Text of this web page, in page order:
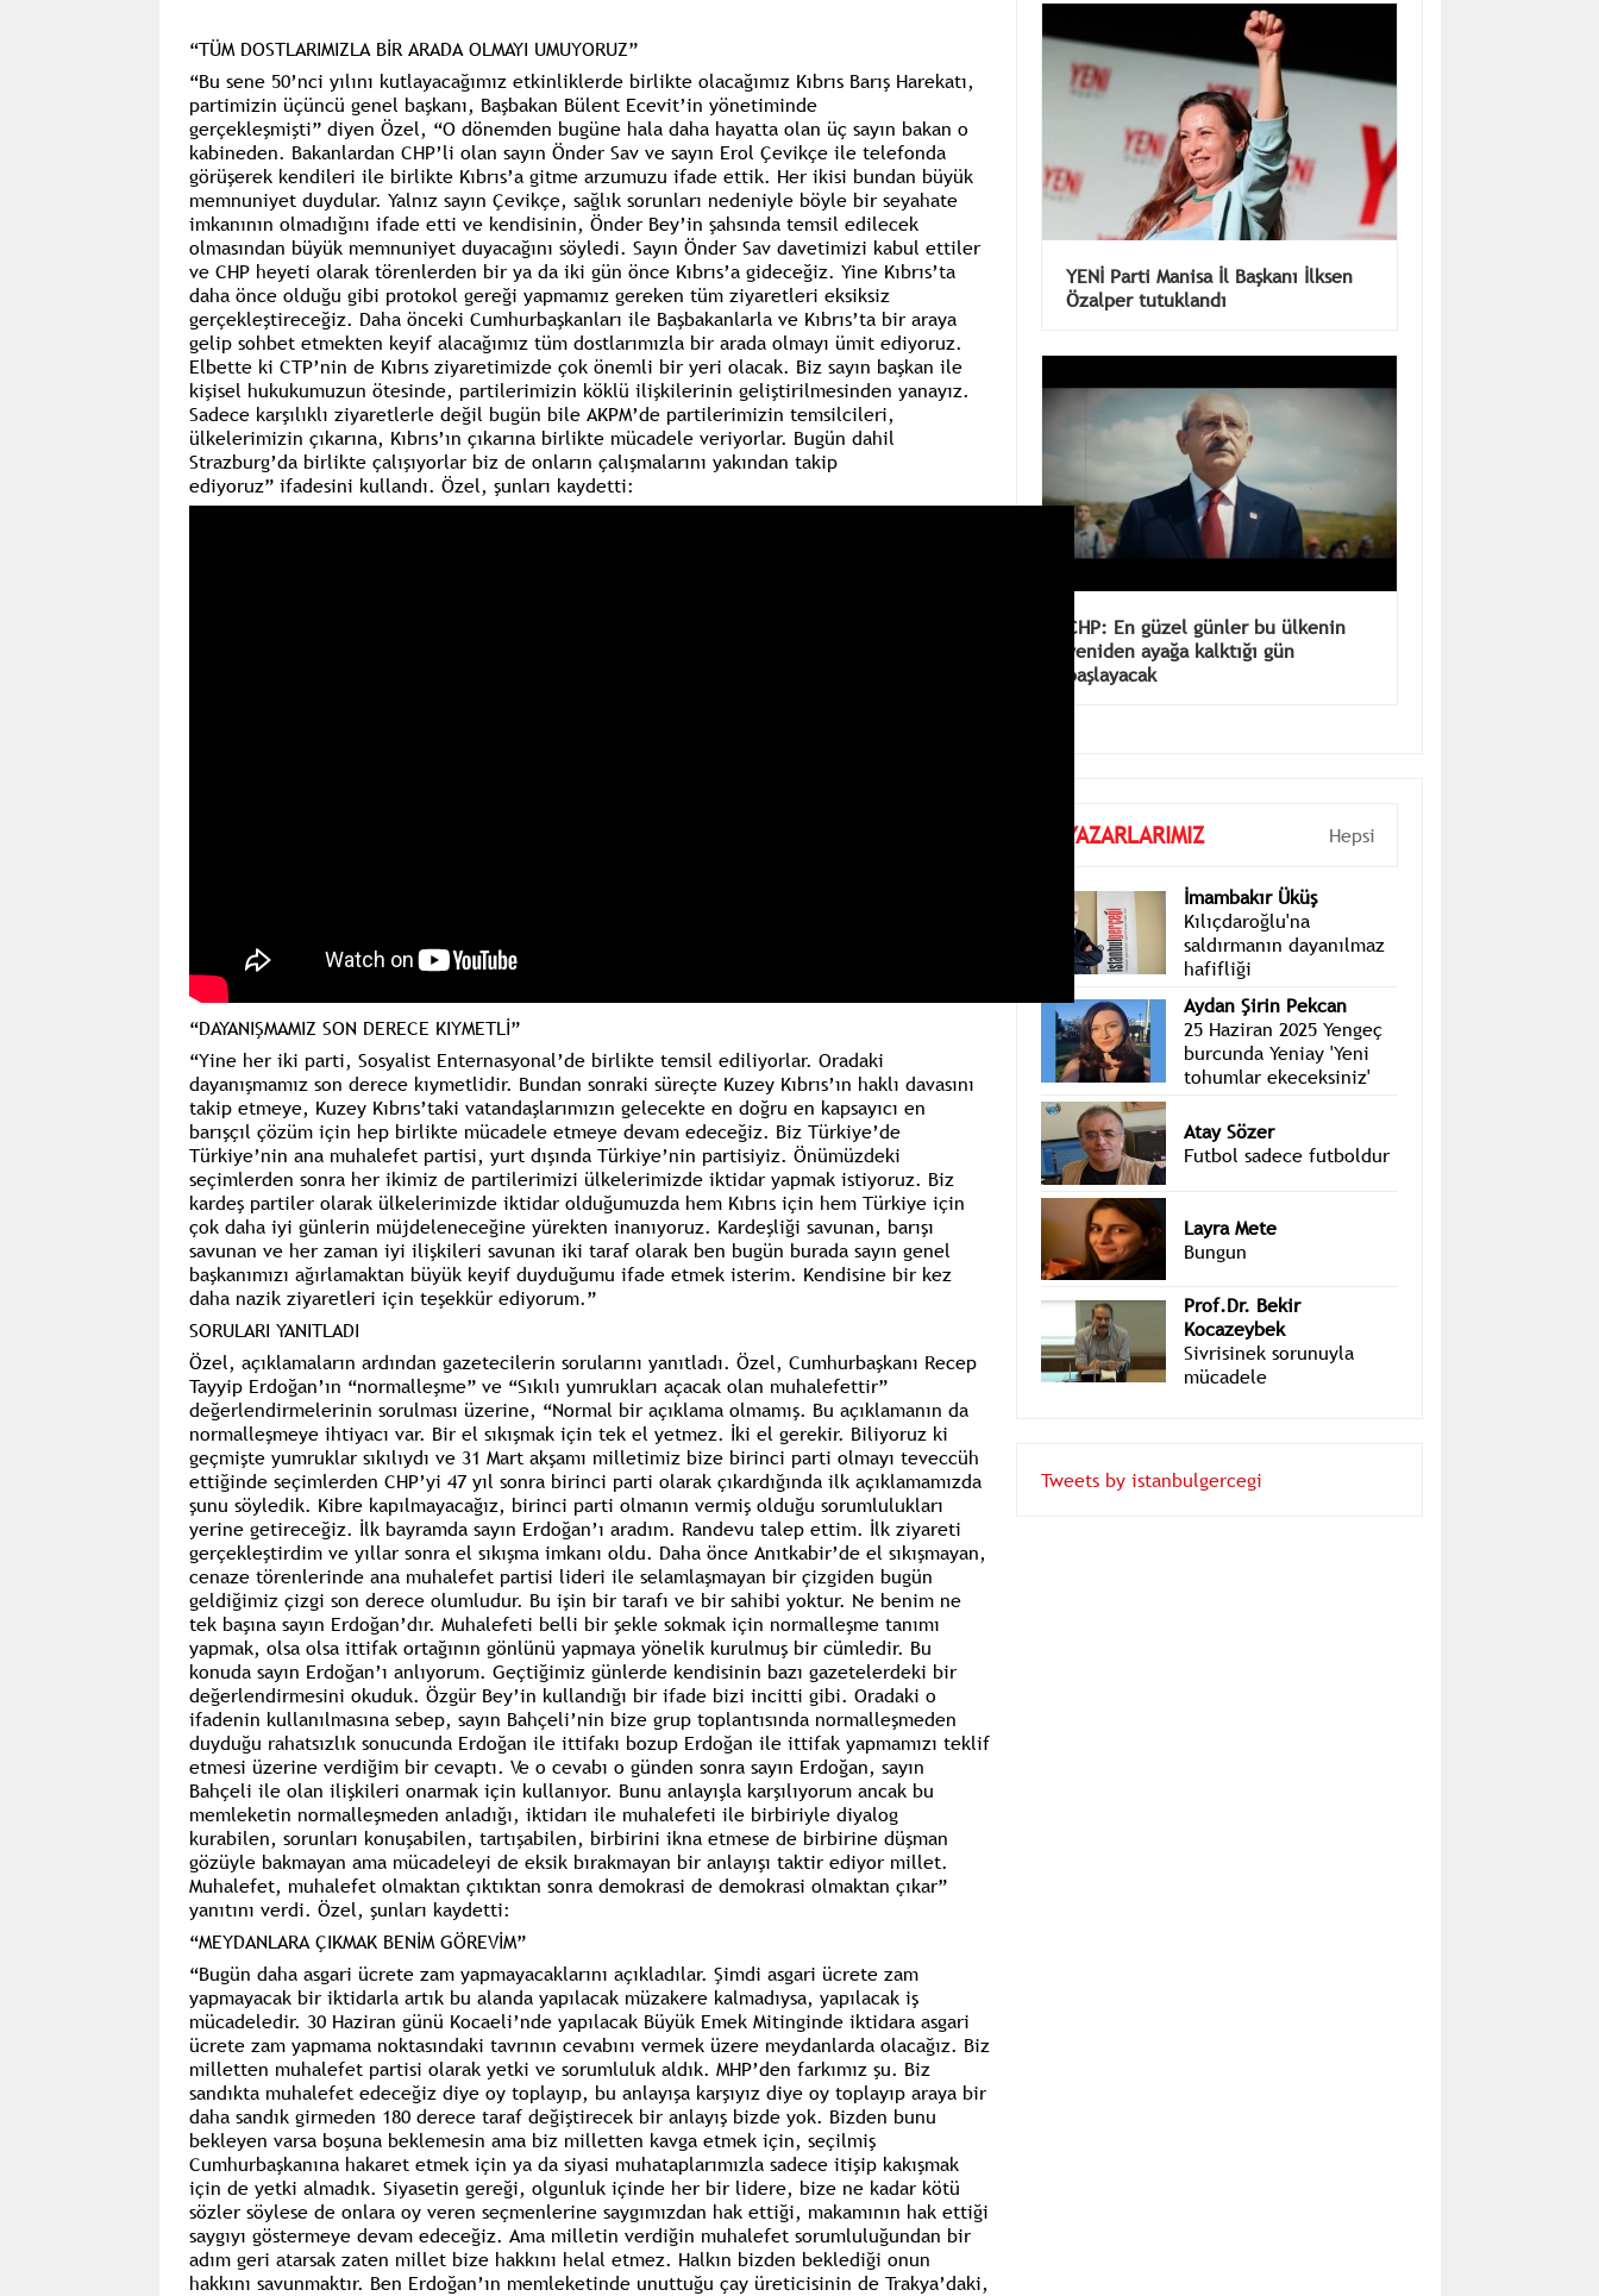
“TÜM DOSTLARIMIZLA BİR ARADA OLMAYI UMUYORUZ”
“Bu sene 50’nci yılını kutlayacağımız etkinliklerde birlikte olacağımız Kıbrıs Barış Harekatı,
partimizin üçüncü genel başkanı, Başbakan Bülent Ecevit’in yönetiminde
gerçekleşmişti” diyen Özel, “O dönemden bugüne hala daha hayatta olan üç sayın bakan o
kabineden. Bakanlardan CHP’li olan sayın Önder Sav ve sayın Erol Çevikçe ile telefonda
görüşerek kendileri ile birlikte Kıbrıs’a gitme arzumuzu ifade ettik. Her ikisi bundan büyük
memnuniyet duydular. Yalnız sayın Çevikçe, sağlık sorunları nedeniyle böyle bir seyahate
imkanının olmadığını ifade etti ve kendisinin, Önder Bey’in şahsında temsil edilecek
olmasından büyük memnuniyet duyacağını söyledi. Sayın Önder Sav davetimizi kabul ettiler
ve CHP heyeti olarak törenlerden bir ya da iki gün önce Kıbrıs’a gideceğiz. Yine Kıbrıs’ta
daha önce olduğu gibi protokol gereği yapmamız gereken tüm ziyaretleri eksiksiz
gerçekleştireceğiz. Daha önceki Cumhurbaşkanları ile Başbakanlarla ve Kıbrıs’ta bir araya
gelip sohbet etmekten keyif alacağımız tüm dostlarımızla bir arada olmayı ümit ediyoruz.
Elbette ki CTP’nin de Kıbrıs ziyaretimizde çok önemli bir yeri olacak. Biz sayın başkan ile
kişisel hukukumuzun ötesinde, partilerimizin köklü ilişkilerinin geliştirilmesinden yanayız.
Sadece karşılıklı ziyaretlerle değil bugün bile AKPM’de partilerimizin temsilcileri,
ülkelerimizin çıkarına, Kıbrıs’ın çıkarına birlikte mücadele veriyorlar. Bugün dahil
Strazburg’da birlikte çalışıyorlar biz de onların çalışmalarını yakından takip
ediyoruz”ifadesini kullandı. Özel, şunları kaydetti:
“DAYANIŞMAMIZ SON DERECE KIYMETLİ”
“Yine her iki parti, Sosyalist Enternasyonal’de birlikte temsil ediliyorlar. Oradaki
dayanışmamız son derece kıymetlidir. Bundan sonraki süreçte Kuzey Kıbrıs’ın haklı davasını
takip etmeye, Kuzey Kıbrıs’taki vatandaşlarımızın gelecekte en doğru en kapsayıcı en
barışçıl çözüm için hep birlikte mücadele etmeye devam edeceğiz. Biz Türkiye’de
Türkiye’nin ana muhalefet partisi, yurt dışında Türkiye’nin partisiyiz. Önümüzdeki
seçimlerden sonra her ikimiz de partilerimizi ülkelerimizde iktidar yapmak istiyoruz. Biz
kardeş partiler olarak ülkelerimizde iktidar olduğumuzda hem Kıbrıs için hem Türkiye için
çok daha iyi günlerin müjdeleneceğine yürekten inanıyoruz. Kardeşliği savunan, barışı
savunan ve her zaman iyi ilişkileri savunan iki taraf olarak ben bugün burada sayın genel
başkanımızı ağırlamaktan büyük keyif duyduğumu ifade etmek isterim. Kendisine bir kez
daha nazik ziyaretleri için teşekkür ediyorum.”
SORULARI YANITLADI
Özel, açıklamaların ardından gazetecilerin sorularını yanıtladı. Özel, Cumhurbaşkanı Recep
Tayyip Erdoğan’ın “normalleşme” ve “Sıkılı yumrukları açacak olan muhalefettir”
değerlendirmelerinin sorulması üzerine, “Normal bir açıklama olmamış. Bu açıklamanın da
normalleşmeye ihtiyacı var. Bir el sıkışmak için tek el yetmez. İki el gerekir. Biliyoruz ki
geçmişte yumruklar sıkılıydı ve 31 Mart akşamı milletimiz bize birinci parti olmayı teveccüh
ettiğinde seçimlerden CHP’yi 47 yıl sonra birinci parti olarak çıkardığında ilk açıklamamızda
şunu söyledik. Kibre kapılmayacağız, birinci parti olmanın vermiş olduğu sorumlulukları
yerine getireceğiz. İlk bayramda sayın Erdoğan’ı aradım. Randevu talep ettim. İlk ziyareti
gerçekleştirdim ve yıllar sonra el sıkışma imkanı oldu. Daha önce Anıtkabir’de el sıkışmayan,
cenaze törenlerinde ana muhalefet partisi lideri ile selamlaşmayan bir çizgiden bugün
geldiğimiz çizgi son derece olumludur. Bu işin bir tarafı ve bir sahibi yoktur. Ne benim ne
tek başına sayın Erdoğan’dır. Muhalefeti belli bir şekle sokmak için normalleşme tanımı
yapmak, olsa olsa ittifak ortağının gönlünü yapmaya yönelik kurulmuş bir cümledir. Bu
konuda sayın Erdoğan’ı anlıyorum. Geçtiğimiz günlerde kendisinin bazı gazetelerdeki bir
değerlendirmesini okuduk. Özgür Bey’in kullandığı bir ifade bizi incitti gibi. Oradaki o
ifadenin kullanılmasına sebep, sayın Bahçeli’nin bize grup toplantısında normalleşmeden
duyduğu rahatsızlık sonucunda Erdoğan ile ittifakı bozup Erdoğan ile ittifak yapmamızı teklif
etmesi üzerine verdiğim bir cevaptı. Ve o cevabı o günden sonra sayın Erdoğan, sayın
Bahçeli ile olan ilişkileri onarmak için kullanıyor. Bunu anlayışla karşılıyorum ancak bu
memleketin normalleşmeden anladığı, iktidarı ile muhalefeti ile birbiriyle diyalog
kurabilen, sorunları konuşabilen, tartışabilen, birbirini ikna etmese de birbirine düşman
gözüyle bakmayan ama mücadeleyi de eksik bırakmayan bir anlayışı taktir ediyor millet.
Muhalefet, muhalefet olmaktan çıktıktan sonra demokrasi de demokrasi olmaktan çıkar”
yanıtını verdi. Özel, şunları kaydetti:
“MEYDANLARA ÇIKMAK BENİM GÖREVİM”
“Bugün daha asgari ücrete zam yapmayacaklarını açıkladılar. Şimdi asgari ücrete zam
yapmayacak bir iktidarla artık bu alanda yapılacak müzakere kalmadıysa, yapılacak iş
mücadeledir. 30 Haziran günü Kocaeli’nde yapılacak Büyük Emek Mitinginde iktidara asgari
ücrete zam yapmama noktasındaki tavrının cevabını vermek üzere meydanlarda olacağız. Biz
milletten muhalefet partisi olarak yetki ve sorumluluk aldık. MHP’den farkımız şu. Biz
sandıkta muhalefet edeceğiz diye oy toplayıp, bu anlayışa karşıyız diye oy toplayıp araya bir
daha sandık girmeden 180 derece taraf değiştirecek bir anlayış bizde yok. Bizden bunu
bekleyen varsa boşuna beklemesin ama biz milletten kavga etmek için, seçilmiş
Cumhurbaşkanına hakaret etmek için ya da siyasi muhataplarımızla sadece itişip kakışmak
için de yetki almadık. Siyasetin gereği, olgunluk içinde her bir lidere, bize ne kadar kötü
sözler söylese de onlara oy veren seçmenlerine saygımızdan hak ettiği, makamının hak ettiği
saygıyı göstermeye devam edeceğiz. Ama milletin verdiğin muhalefet sorumluluğundan bir
adım geri atarsak zaten millet bize hakkını helal etmez. Halkın bizden beklediği onun
hakkını savunmaktır. Ben Erdoğan’ın memleketinde unuttuğu çay üreticisinin de Trakya’daki,
YENİ Parti Manisa İl Başkanı İlksen
CHP: En güzel günler bu ülkenin
yeniden ayağa kalktığı gün
İmambakır Üküş
Kılıçdaroğlu'na
saldırmanın dayanılmaz
hafifliği
Aydan Şirin Pekcan
25 Haziran 2025 Yengeç
burcunda Yeniay 'Yeni
Atay Sözer
Layra Mete
Prof.Dr. Bekir
Kocazeybek
Sivrisinek sorunuyla